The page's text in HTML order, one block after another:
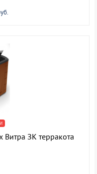
Витра ЗК терракота